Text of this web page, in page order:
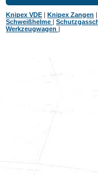
Knipex VDE | Knipex Zangen |
Schweißhelme |
Werkzeugwagen |